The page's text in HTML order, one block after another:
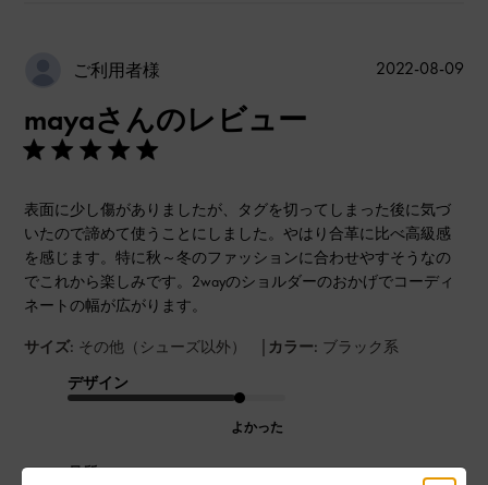
ご利用者様
mayaさんのレビュー
表面に少し傷がありましたが、タグを切ってしまった後に気づ
いたので諦めて使うことにしました。やはり合革に比べ高級感
を感じます。特に秋～冬のファッションに合わせやすそうなの
でこれから楽しみです。2wayのショルダーのおかげでコーディ
ネートの幅が広がります。
サイズ: その他（シューズ以外） | カラー: ブラック系
デザイン
よかった
品質
公
2022-08-09